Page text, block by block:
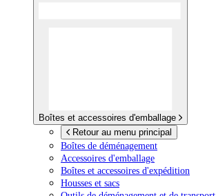
Boîtes et accessoires d'emballage
Retour au menu principal
Boîtes de déménagement
Accessoires d'emballage
Boîtes et accessoires d'expédition
Housses et sacs